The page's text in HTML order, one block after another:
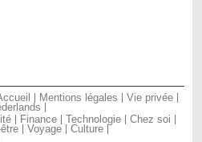
Mentions légales
Vie privée
Finance Technologie
Chez soi
Voyage
Culture